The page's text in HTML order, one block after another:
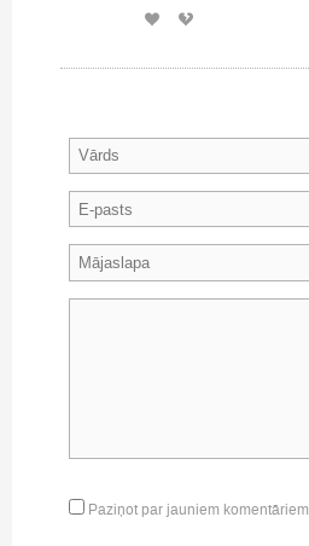
Paziņot par jauniem komentāriem